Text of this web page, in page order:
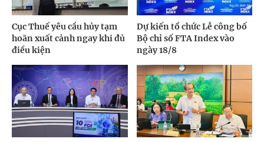
Cục Thuế yêu cầu hủy tạm
hoãn xuất cảnh ngay khi đủ
điều kiện
Dự kiến tổ chức Lễ công bố
Bộ chỉ số FTA Index vào
ngày 18/8